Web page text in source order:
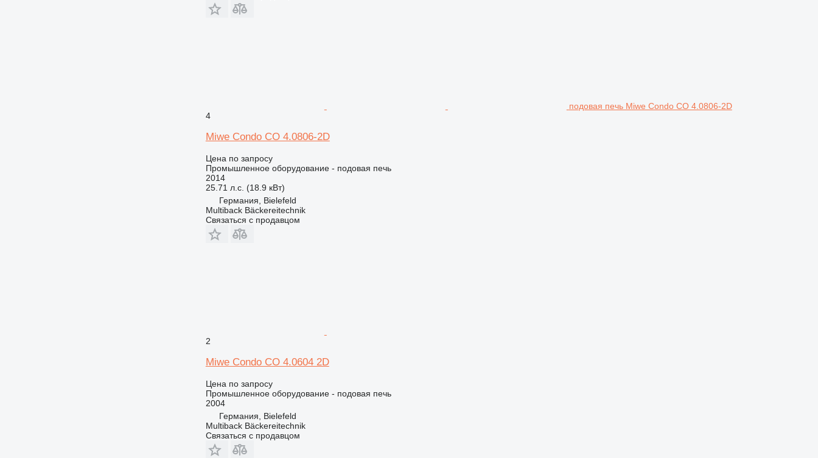
подовая печь Miwe Condo CO 4.0806-2D
4
Miwe Condo CO 4.0806-2D
Цена по запросу
Промышленное оборудование - подовая печь
2014
25.71 л.с. (18.9 кВт)
Германия, Bielefeld
Multiback Bäckereitechnik
Связаться с продавцом
2
Miwe Condo CO 4.0604 2D
Цена по запросу
Промышленное оборудование - подовая печь
2004
Германия, Bielefeld
Multiback Bäckereitechnik
Связаться с продавцом